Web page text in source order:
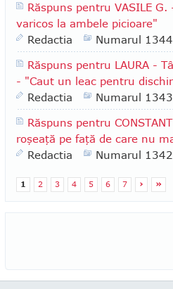
Răspuns pentru VASILE
varicos la ambele picioare"
Redactia
Numarul 1344
Răspuns pentru LAURA -
- "Caut un leac pentru
Redactia
Numarul 1343
Răspuns pentru
roşeaţă pe faţă de care nu
Redactia
Numarul 1342
1 2 3 4 5 6 7 › »